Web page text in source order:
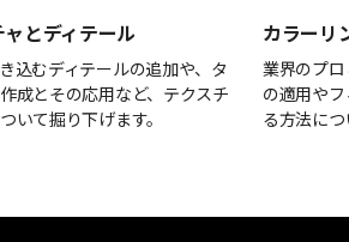
とディテール
込むディテールの追加や、タ
成とその応用など、テクスチ
いて掘り下げます。
カラーリ
業界のプ
の適用や
る方法に